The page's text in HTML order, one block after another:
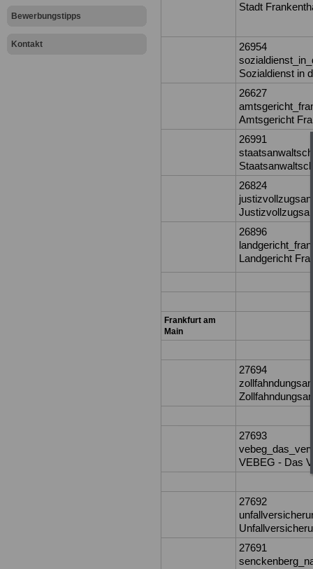
Bewerbungstipps
Kontakt
Stadt
26954
Sozialdienst in
26627
Amtsgericht
26991
26824
26896
Landgericht
Frankfurt am
Main
27694
27693
VEBEG - Das
27692
27691